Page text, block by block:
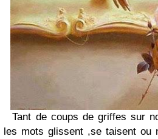
Tant de coups de griffes sur
les mots glissent ,se taisent ou